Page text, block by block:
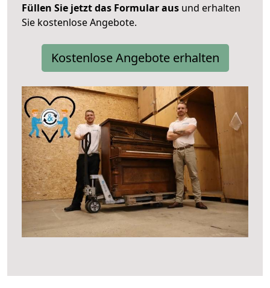
Füllen Sie jetzt das Formular aus und erhalten
Sie kostenlose Angebote.
Kostenlose Angebote erhalten